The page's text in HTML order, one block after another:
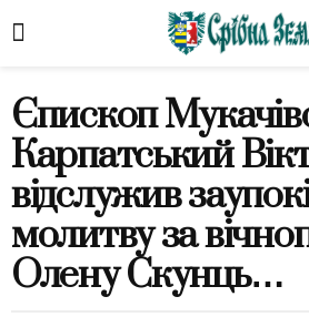
Єпископ
Карпатський
відслужив
молитву за
Олену Скунць…